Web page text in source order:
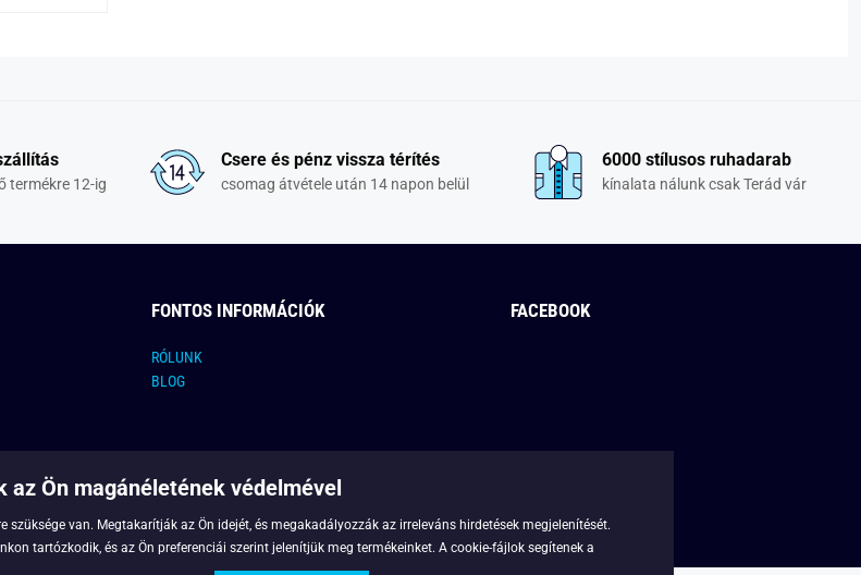
termékre 12-ig
Csere és pénz vissza térítés
csomag átvétele után 14 napon belül
6000 stílusos ruhadarab
kínalata nálunk csak Terád vár
FONTOS INFORMÁCIÓK
RÓLUNK
BLOG
FACEBOOK
az Ön magánéletének védelmével
van. Megtakarítják az Ön idejét, és megakadályozzák az irreleváns hirdetések megjelenítését.
tartózkodik, és az Ön preferenciái szerint jelenítjük meg termékeinket. A cookie-fájlok segítenek a